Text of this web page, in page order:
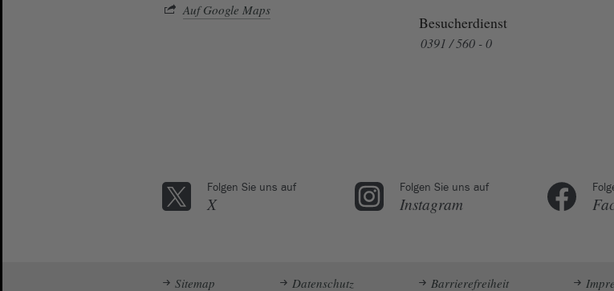
Auf Google Maps
Besucherdienst
0391 / 560 - 0
Folgen Sie uns auf
X
Folgen Sie uns auf
Instagram
Sitemap Datenschutz Barrierefreiheit